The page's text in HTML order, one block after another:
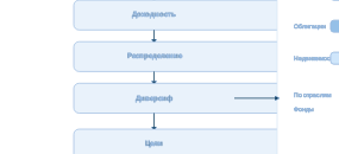
Доходность
Распределение
Диверсиф
Цели
Облигации
Недвижимость
По отраслям
Фонды